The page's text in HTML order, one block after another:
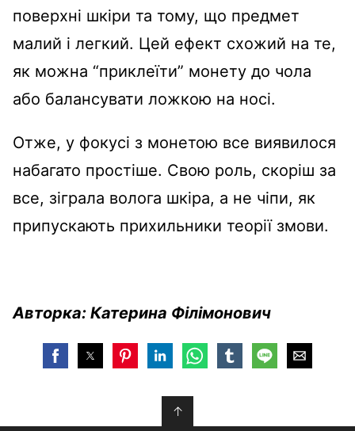
поверхні шкіри та тому, що предмет
малий і легкий. Цей ефект схожий на те,
як можна “приклеїти” монету до чола
або балансувати ложкою на носі.
Отже, у фокусі з монетою все виявилося
набагато простіше. Свою роль, скоріш за
все, зіграла волога шкіра, а не чіпи, як
припускають прихильники теорії змови.
Авторка: Катерина Філімонович
↑